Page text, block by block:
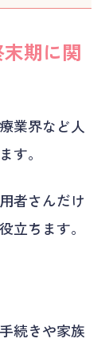
期に関
業界など人
す。
者さんだけ
立ちます。
続きや家族